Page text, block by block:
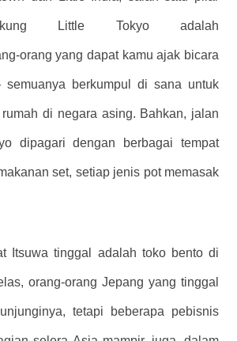
Little Tokyo adalah
orang yang dapat kamu ajak bicara
berkumpul di sana untuk
di negara asing. Bahkan, jalan
dipagari dengan berbagai tempat
set, setiap jenis pot memasak
Itsuwa tinggal adalah toko bento di
orang-orang Jepang yang tinggal
tetapi beberapa pebisnis